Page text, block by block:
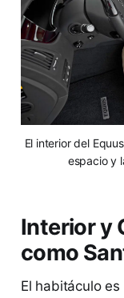
El interior del
espacio y
Interior y
como
El habitáculo